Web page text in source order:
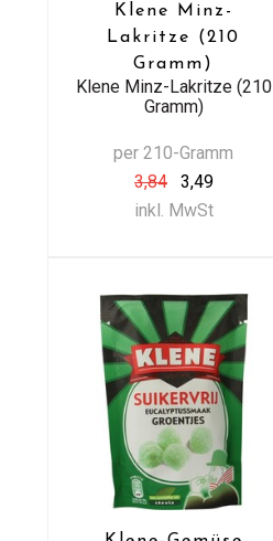
Klene Minz-
Lakritze (210
Gramm)
Klene Minz-Lakritze (210
Gramm)
per 210-Gramm
3,84
3,49
inkl. MwSt